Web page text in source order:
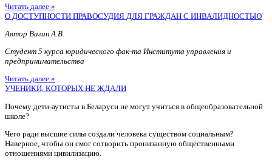
Читать далее »
О ДОСТУПНОСТИ ПРАВОСУДИЯ ДЛЯ ГРАЖДАН С ИНВАЛИДНОСТЬЮ
Автор Вагин А.В.
Студент 5 курса юридического фак-та Института управления и
предпринимательства
Читать далее »
УЧЕНИКИ, КОТОРЫХ НЕ ЖДАЛИ
Почему дети-аутисты в Беларуси не могут учиться в общеобразовательной
школе?
Чего ради высшие силы создали человека существом социальным?
Наверное, чтобы он смог сотворить пронизанную общественными
отношениями цивилизацию.